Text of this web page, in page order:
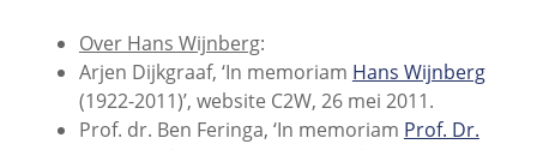
Over Hans Wijnberg:
Arjen Dijkgraaf, ‘In memoriam Hans Wijnberg
(1922-2011)’, website C2W, 26 mei 2011.
Prof. dr. Ben Feringa, ‘In memoriam Prof. Dr.